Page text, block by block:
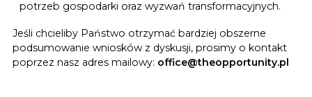
potrzeb gospodarki oraz wyzwań transformacyjnych.
Jeśli chcieliby Państwo otrzymać bardziej obszerne
podsumowanie wniosków z dyskusji, prosimy o kontakt
poprzez nasz adres mailowy: office@theopportunity.pl